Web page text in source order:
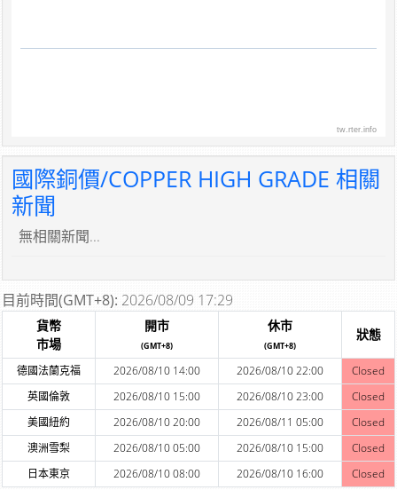
tw.rter.info
國際銅價/COPPER HIGH GRADE 相關
新聞
無相關新聞...
目前時間(GMT+8): 2026/08/09 17:29
貨幣
市場
開市
(GMT+8)
休市
(GMT+8)
狀態
德國法蘭克福 2026/08/10 14:00 2026/08/10 22:00
Closed
英國倫敦
2026/08/10 15:00 2026/08/10 23:00
Closed
美國紐約
2026/08/10 20:00 2026/08/11 05:00
Closed
澳洲雪梨
2026/08/10 05:00 2026/08/10 15:00
Closed
日本東京
2026/08/10 08:00 2026/08/10 16:00 Closed